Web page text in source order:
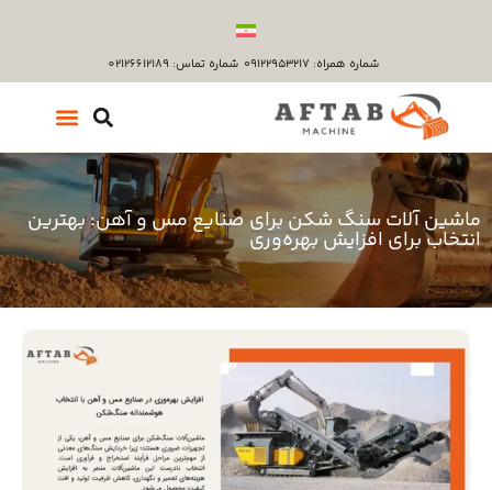
شماره همراه: ۰۹۱۲۲۹۵۳۲۱۷ شماره تماس: 02126612189
ماشین‌ آلات سنگ‌ شکن برای صنایع مس و آهن: بهترین
انتخاب برای افزایش بهره‌وری